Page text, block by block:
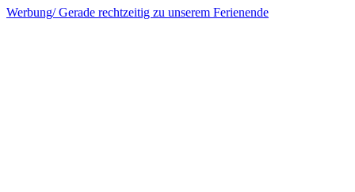
Werbung/ Gerade rechtzeitig zu unserem Ferienende